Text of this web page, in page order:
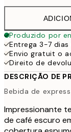
Produzido por
Entrega 3-7 dias
Envio gratuit o
Direito de
DESCRIÇÃO DE
Bebida de
Impressionante
de café escuro